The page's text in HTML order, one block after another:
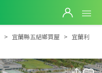
宜蘭利澤工業區廠房
宜蘭縣五結鄉買屋
宜蘭利